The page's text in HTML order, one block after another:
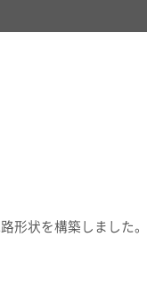
形状を構築しました。